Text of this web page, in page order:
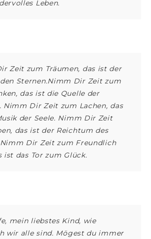
Leben.
Zeit zum Träumen, das ist der
Sternen.Nimm Dir Zeit zum
das ist die Quelle der
Nimm Dir Zeit zum Lachen, das
der Seele. Nimm Dir Zeit
das ist der Reichtum des
Nimm Dir Zeit zum Freundlich
ist das Tor zum Glück.
mein liebstes Kind, wie
wir alle sind. Mögest du immer